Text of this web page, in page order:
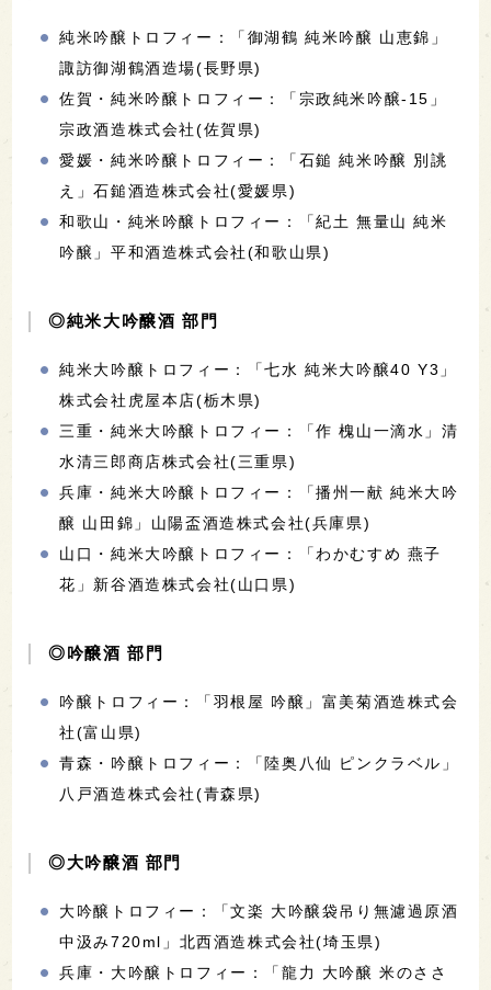
純米吟醸トロフィー：「御湖鶴 純米吟醸 山恵錦」
諏訪御湖鶴酒造場(長野県)
佐賀・純米吟醸トロフィー：「宗政純米吟醸-15」
宗政酒造株式会社(佐賀県)
愛媛・純米吟醸トロフィー：「石鎚 純米吟醸 別誂
え」石鎚酒造株式会社(愛媛県)
和歌山・純米吟醸トロフィー：「紀土 無量山 純米
吟醸」平和酒造株式会社(和歌山県)
◎純米大吟醸酒 部門
純米大吟醸トロフィー：「七水 純米大吟醸40 Y3」
株式会社虎屋本店(栃木県)
三重・純米大吟醸トロフィー：「作 槐山一滴水」清
水清三郎商店株式会社(三重県)
兵庫・純米大吟醸トロフィー：「播州一献 純米大吟
醸 山田錦」山陽盃酒造株式会社(兵庫県)
山口・純米大吟醸トロフィー：「わかむすめ 燕子
花」新谷酒造株式会社(山口県)
◎吟醸酒 部門
吟醸トロフィー：「羽根屋 吟醸」富美菊酒造株式会
社(富山県)
青森・吟醸トロフィー：「陸奥八仙 ピンクラベル」
八戸酒造株式会社(青森県)
◎大吟醸酒 部門
大吟醸トロフィー：「文楽 大吟醸袋吊り無濾過原酒
中汲み720ml」北西酒造株式会社(埼玉県)
兵庫・大吟醸トロフィー：「龍力 大吟醸 米のささ